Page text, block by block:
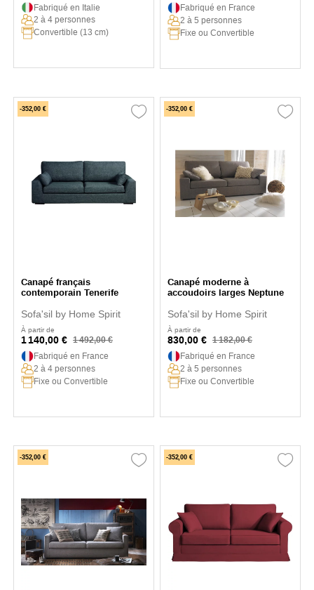
Fabriqué en Italie
2 à 4 personnes
Convertible (13 cm)
Fabriqué en France
2 à 5 personnes
Fixe ou Convertible
-352,00 €
Canapé français
contemporain Tenerife
Sofa'sil by Home Spirit
À partir de
1 140,00 € 1 492,00 €
Fabriqué en France
2 à 4 personnes
Fixe ou Convertible
-352,00 €
Canapé moderne à
accoudoirs larges Neptune
Sofa'sil by Home Spirit
À partir de
830,00 € 1 182,00 €
Fabriqué en France
2 à 5 personnes
Fixe ou Convertible
-352,00 € -352,00 €